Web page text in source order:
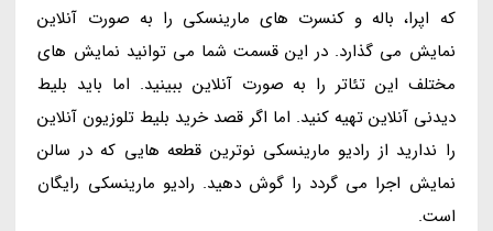
که اپرا، باله و کنسرت های مارینسکی را به صورت آنلاین
نمایش می گذارد. در این قسمت شما می توانید نمایش های
مختلف این تئاتر را به صورت آنلاین ببینید. اما باید بلیط
دیدنی آنلاین تهیه کنید. اما اگر قصد خرید بلیط تلوزیون آنلاین
را ندارید از رادیو مارینسکی نوترین قطعه هایی که در سالن
نمایش اجرا می گردد را گوش دهید. رادیو مارینسکی رایگان
است.